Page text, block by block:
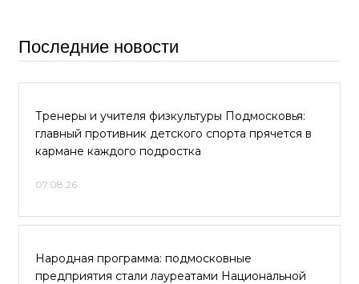
Последние новости
Тренеры и учителя физкультуры Подмосковья:
главный противник детского спорта прячется в
кармане каждого подростка
07.08.26
Народная программа: подмосковные
предприятия стали лауреатами Национальной